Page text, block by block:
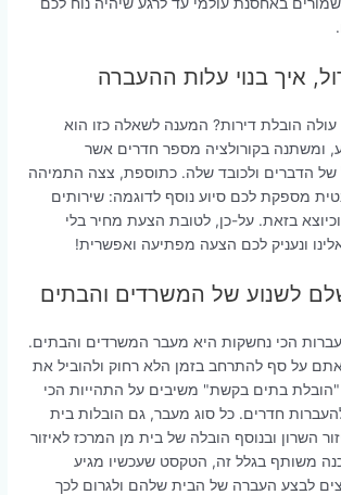
איך בנוי עלות ההעברה
עולה הובלת דירות? המענה לשאלה כזו הוא
ומשתנה בקורולציה מספר חדרים אשר
הדברים ולכובד שלה. כתוספת, צצה התמיהה
מספקת לכם סיוע נוסף לדוגמה: שירותים
בזאת. על-כן, לטובת הצעת מחיר בלי
ונעניק לכם הצעה מפתיעה ואפשרית!
לשנוע של המשרדים והבתים
הכי נחשקות היא מעבר המשרדים והבתים.
על סף להתרחב בזמן הלא רחוק ולהוביל את
בתים בקשת" משיבים על התהייות הכי
חדרים. כל סוג מעבר, גם הובלות בית
השרון ובנוסף הובלה של בית מן המרכז לאיזור
משותף בגלל זה, הטקסט שעכשיו מגיע
לבצע העברה של הבית שלהם ולגרום לכך